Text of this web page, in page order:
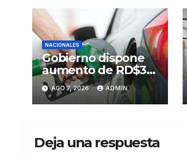
NACIONALES
Gobierno dispone
aumento de RD$3
pesos a gasolinas
premium y regular
AGO 7, 2026 ADMIN
Deja una respuesta